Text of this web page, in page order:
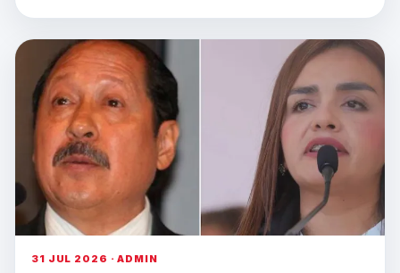
31 JUL 2026 · ADMIN